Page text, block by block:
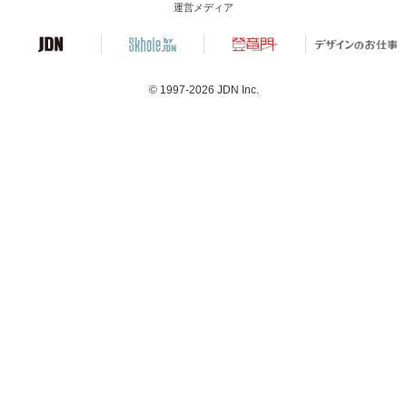
運営メディア
© 1997-2026 JDN Inc.